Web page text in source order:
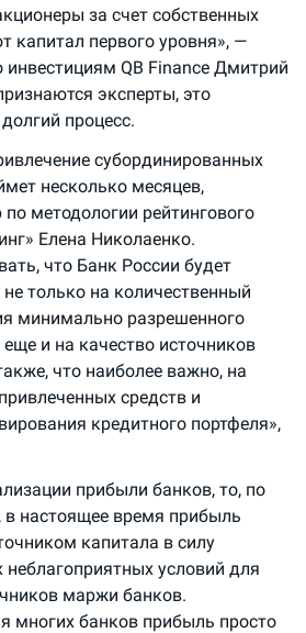
за счет собственных
капитал первого уровня», —
инвестициям QB Finance Дмитрий
эксперты, это
процесс.
субординированных
несколько месяцев,
методологии рейтингового
Елена Николаенко.
что Банк России будет
только на количественный
минимально разрешенного
и на качество источников
что наиболее важно, на
средств и
кредитного портфеля»,
прибыли банков, то, по
настоящее время прибыль
капитала в силу
условий для
маржи банков.
многих банков прибыль просто